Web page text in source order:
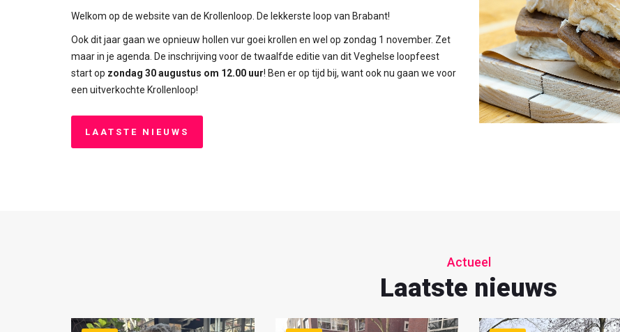
Welkom op de website van de Krollenloop. De lekkerste loop van Brabant!
Ook dit jaar gaan we opnieuw hollen vur goei krollen en wel op zondag 1 november. Zet
maar in je agenda. De inschrijving voor de twaalfde editie van dit Veghelse loopfeest
start op zondag 30 augustus om 12.00 uur! Ben er op tijd bij, want ook nu gaan we voor
een uitverkochte Krollenloop!
LAATSTE NIEUWS
Actueel
Laatste nieuws